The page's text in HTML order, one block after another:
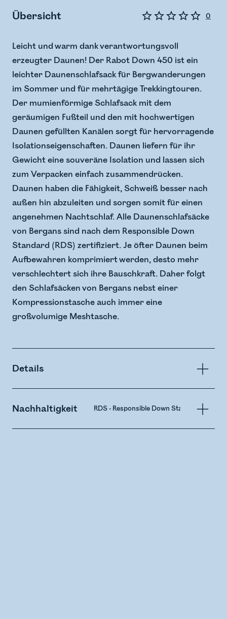
Übersicht 0
Leicht und warm dank verantwortungsvoll
erzeugter Daunen! Der Rabot Down 450 ist ein
leichter Daunenschlafsack für Bergwanderungen
im Sommer und für mehrtägige Trekkingtouren.
Der mumienförmige Schlafsack mit dem
geräumigen Fußteil und den mit hochwertigen
Daunen gefüllten Kanälen sorgt für hervorragende
Isolationseigenschaften. Daunen liefern für ihr
Gewicht eine souveräne Isolation und lassen sich
zum Verpacken einfach zusammendrücken.
Daunen haben die Fähigkeit, Schweiß besser nach
außen hin abzuleiten und sorgen somit für einen
angenehmen Nachtschlaf. Alle Daunenschlafsäcke
von Bergans sind nach dem Responsible Down
Standard (RDS) zertifiziert. Je öfter Daunen beim
Aufbewahren komprimiert werden, desto mehr
verschlechtert sich ihre Bauschkraft. Daher folgt
den Schlafsäcken von Bergans nebst einer
Kompressionstasche auch immer eine
großvolumige Meshtasche.
Details
Nachhaltigkeit RDS - Responsible Down Standard